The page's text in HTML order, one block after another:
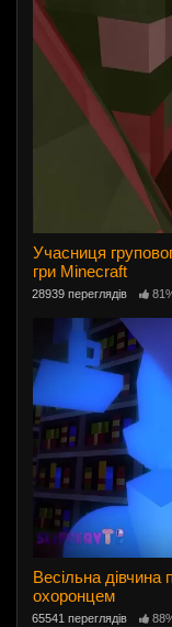
Учасниця
гри Minecraft
28939 переглядів
Весільна дівчина
охоронцем
65541 переглядів